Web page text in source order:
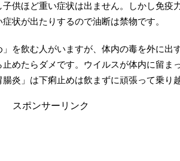
供ほど重い症状は出ません。しかし免疫
状が出たりするので油断は禁物です。
を飲む人がいますが、体内の毒を外に出
めたらダメです。ウイルスが体内に留ま
炎」は下痢止めは飲まずに頑張って乗り
スポンサーリンク